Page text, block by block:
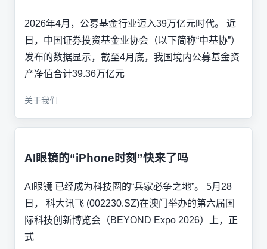
2026年4月，公募基金行业迈入39万亿元时代。 近
日，中国证券投资基金业协会（以下简称“中基协”）
发布的数据显示，截至4月底，我国境内公募基金资
产净值合计39.36万亿元
关于我们
AI眼镜的“iPhone时刻”快来了吗
AI眼镜 已经成为科技圈的“兵家必争之地”。 5月28
日， 科大讯飞 (002230.SZ)在澳门举办的第六届国
际科技创新博览会（BEYOND Expo 2026）上，正
式